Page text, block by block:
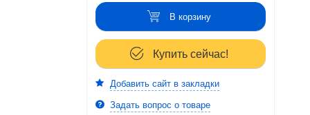
В корзину
Купить сейчас!
Добавить сайт в закладки
Задать вопрос о товаре